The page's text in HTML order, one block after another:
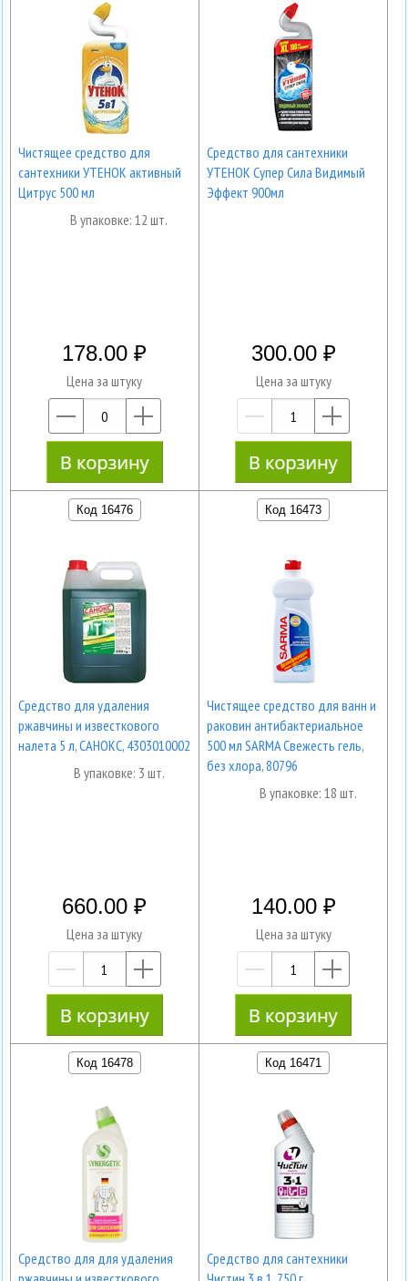
Чистящее средство для
сантехники УТЕНОК активный
Цитрус 500 мл
В упаковке: 12 шт.
178.00
Цена за штуку
—
Средство для сантехники
УТЕНОК Супер Сила Видимый
Эффект 900мл
300.00
Цена за штуку
—
Код 16476
Средство для удаления
ржавчины и известкового
налета 5 л, САНОКС, 4303010002
В упаковке: 3 шт.
660.00
Цена за штуку
—
Код 16473
Чистящее средство для ванн и
раковин антибактериальное
500 мл SARMA Свежесть гель,
без хлора, 80796
В упаковке: 18 шт.
140.00
Цена за штуку
—
Код 16478
Средство для для удаления
Код 16471
Средство для сантехники